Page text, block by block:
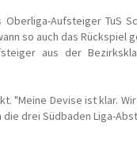
Aufsteiger TuS
so auch das Rückspiel
aus der
"Meine Devise ist klar.
drei Südbaden Liga-